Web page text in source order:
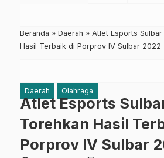
Beranda » Daerah » Atlet Esports
Hasil Terbaik di Porprov IV Sulbar 2022
Daerah Olahraga
Atlet Esports
Torehkan Hasil
Porprov IV Sulbar